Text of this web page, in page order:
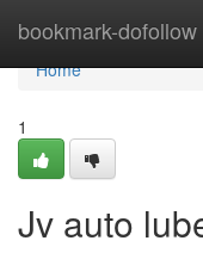
bookmark-dofollow
Home
Home
1
Jv auto